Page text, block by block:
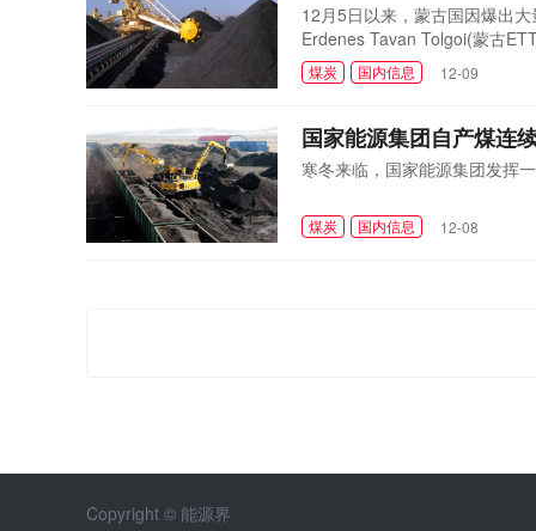
12月5日以来，蒙古国因爆出
Erdenes Tavan Tolgoi(蒙古
焦煤，案值18亿美元。由于蒙
以忽略。
煤炭 国内信息 12-09
国家能源集团自产煤连
寒冬来临，国家能源集团发挥
煤炭 国内信息 12-08
Copyright © 能源界